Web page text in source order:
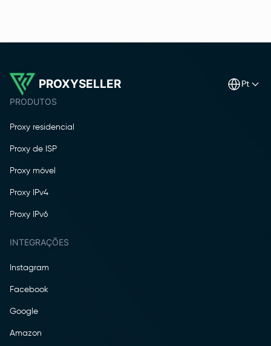
PROXYSELLER pt
PRODUTOS
Proxy residencial
Proxy de ISP
Proxy móvel
Proxy IPv4
Proxy IPv6
INTEGRAÇÕES
Instagram
Facebook
Google
Amazon